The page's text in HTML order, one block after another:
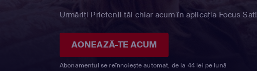
Urmăriți Prietenii tăi chiar acum în aplicația Focus Sat!
AONEAZĂ-TE ACUM
Abonamentul se reînnoiește automat, de la 44 lei pe lună